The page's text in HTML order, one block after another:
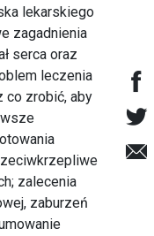
lekarskiego
zagadnienia
serca oraz
leczenia
co zrobić, aby
zalecenia
zaburzeń